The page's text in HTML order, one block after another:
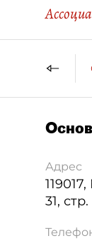
Адрес
119017,
31, стр.